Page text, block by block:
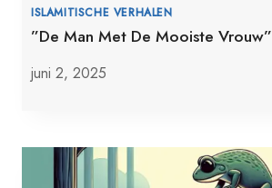
ISLAMITISCHE VERHALEN
”De Man Met De Mooiste Vrouw”
juni 2, 2025